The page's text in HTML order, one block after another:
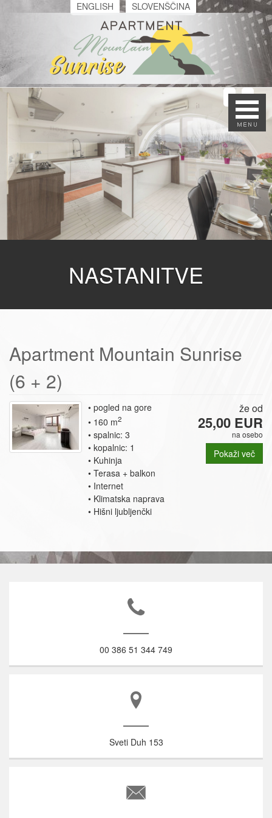
ENGLISH SLOVENŠČINA
NASTANITVE
Apartment Mountain Sunrise
(6 + 2)
pogled na gore
160 m2
spalnic: 3
kopalnic: 1
Kuhinja
Terasa + balkon
Internet
Klimatska naprava
Hišni ljubljenčki
že od
25,00 EUR
na osebo
Pokaži več
00 386 51 344 749
Sveti Duh 153